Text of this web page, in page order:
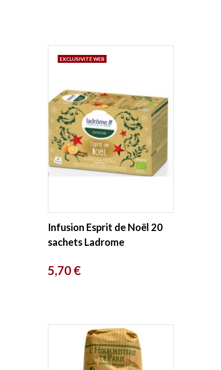
Infusion Esprit de Noël 20
sachets Ladrome
Prix
5,70 €
EXCLUSIVITÉ WEB